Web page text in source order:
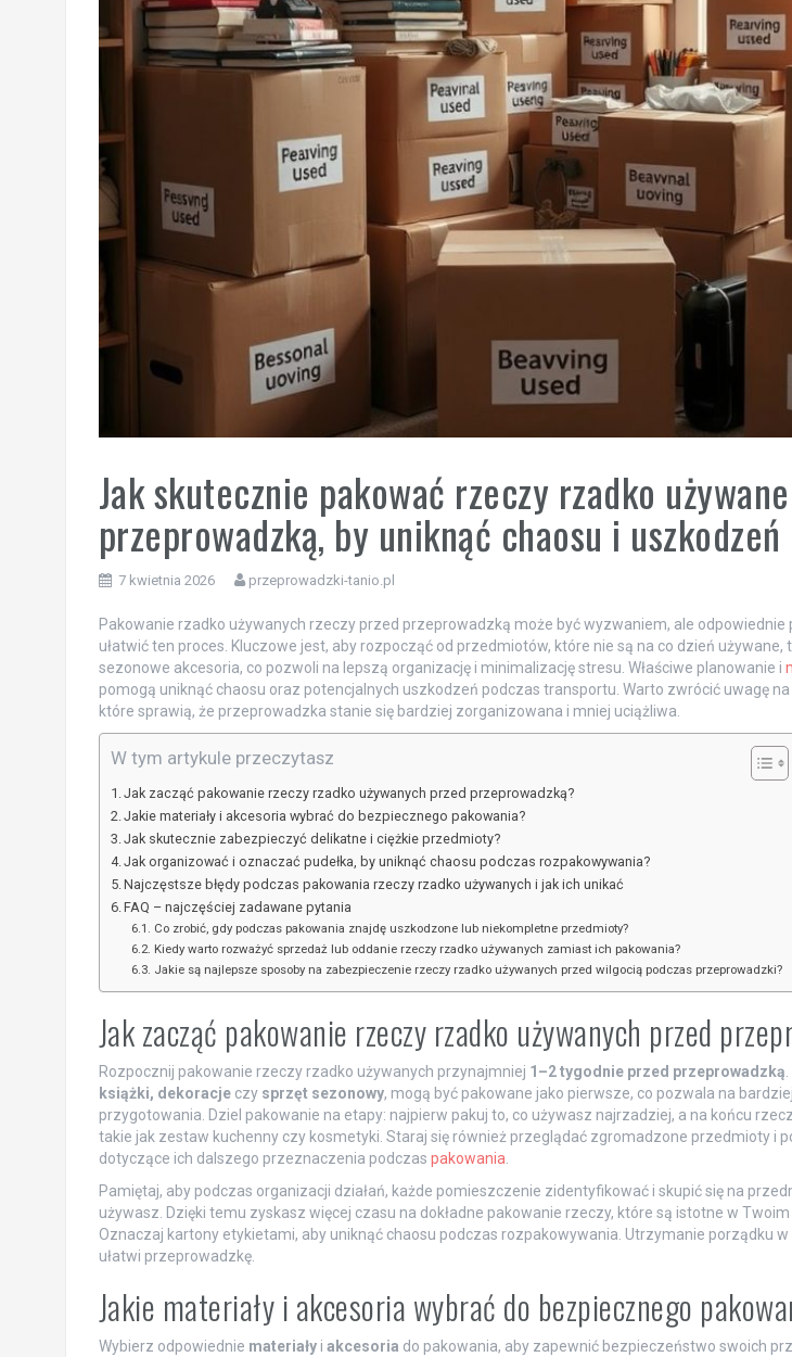
Jak skutecznie pakować rzeczy rzadko
przeprowadzką, by uniknąć chaosu i uszkodzeń
7 kwietnia 2026 przeprowadzki-tanio.pl
Pakowanie rzadko używanych rzeczy przed przeprowadzką może być wyzwaniem, ale odpowiednie
ułatwić ten proces. Kluczowe jest, aby rozpocząć od przedmiotów, które nie są na co dzień używane,
sezonowe akcesoria, co pozwoli na lepszą organizację i minimalizację stresu. Właściwe planowanie i
pomogą uniknąć chaosu oraz potencjalnych uszkodzeń podczas transportu. Warto zwrócić uwagę
które sprawią, że przeprowadzka stanie się bardziej zorganizowana i mniej uciążliwa.
W tym artykule przeczytasz
Jak zacząć pakowanie rzeczy rzadko używanych przed przeprowadzką?
Jakie materiały i akcesoria wybrać do bezpiecznego pakowania?
Jak skutecznie zabezpieczyć delikatne i ciężkie przedmioty?
Jak organizować i oznaczać pudełka, by uniknąć chaosu podczas rozpakowywania?
Najczęstsze błędy podczas pakowania rzeczy rzadko używanych i jak ich unikać
FAQ – najczęściej zadawane pytania
Co zrobić, gdy podczas pakowania znajdę uszkodzone lub niekompletne przedmioty?
Kiedy warto rozważyć sprzedaż lub oddanie rzeczy rzadko używanych zamiast ich pakowania?
Jakie są najlepsze sposoby na zabezpieczenie rzeczy rzadko używanych przed wilgocią podczas przeprowadzki?
Jak zacząć pakowanie rzeczy rzadko używanych przed
Rozpocznij pakowanie rzeczy rzadko używanych przynajmniej 1–2 tygodnie przed przeprowadzką
książki, dekoracjeczy sprzęt sezonowy, mogą być pakowane jako pierwsze, co pozwala na
przygotowania. Dziel pakowanie na etapy: najpierw pakuj to, co używasz najrzadziej, a na końcu
takie jak zestaw kuchenny czy kosmetyki. Staraj się również przeglądać zgromadzone przedmioty i
dotyczące ich dalszego przeznaczenia podczas pakowania
Pamiętaj, aby podczas organizacji działań, każde pomieszczenie zidentyfikować i skupić się na
używasz. Dzięki temu zyskasz więcej czasu na dokładne pakowanie rzeczy, które są istotne w Twoim
Oznaczaj kartony etykietami, aby uniknąć chaosu podczas rozpakowywania. Utrzymanie porządku
ułatwi przeprowadzkę.
Jakie materiały i akcesoria wybrać do bezpiecznego
Wybierz odpowiednie materiałyi akcesoria do pakowania, aby zapewnić bezpieczeństwo swoich